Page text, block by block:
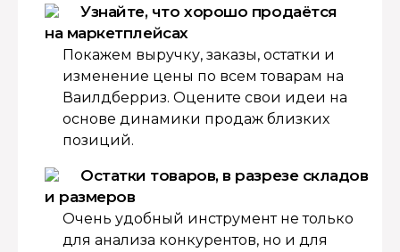
Узнайте, что хорошо продаётся
на маркетплейсах
Покажем выручку, заказы, остатки и
изменение цены по всем товарам на
Ваилдберриз. Оцените свои идеи на
основе динамики продаж близких
позиций.
Остатки товаров, в разрезе складов
и размеров
Очень удобный инструмент не только
для анализа конкурентов, но и для